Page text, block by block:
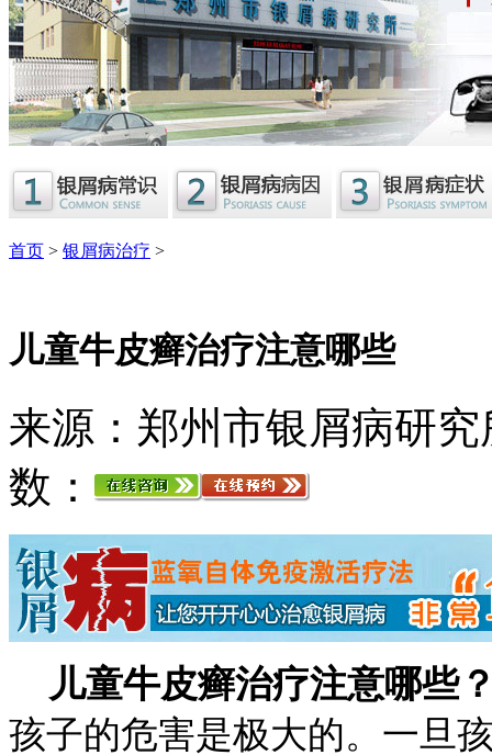
首页 > 银屑病治疗 >
儿童牛皮癣治疗注意哪些
来源：郑州市银屑病研究
数：
儿童牛皮癣治疗注意哪些
孩子的危害是极大的。一旦